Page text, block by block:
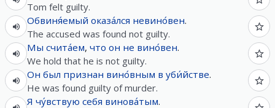
Tom felt guilty.
Обвиня́емый оказа́лся невино́вен.
The accused was found not guilty.
Мы счита́ем, что он не вино́вен.
We hold that he is not guilty.
Он был признан вино́вным в уби́йстве.
He was found guilty of murder.
Я чу́вствую себя винова́тым.